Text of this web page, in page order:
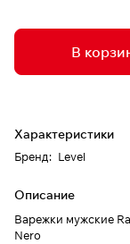
В
Характеристики
Бренд: Level
Описание
Варежки мужские
Nero